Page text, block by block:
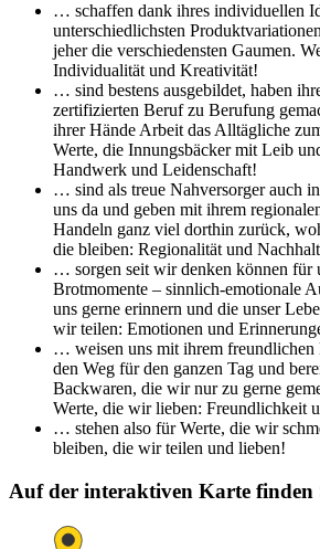
… schaffen dank ihres individuellen
unterschiedlichsten
jeher die verschiedensten Gaumen.
Individualität und Kreativität!
… sind bestens ausgebildet, haben
zertifizierten Beruf zu Berufung
ihrer Hände Arbeit das Alltägliche
Werte, die Innungsbäcker mit Leib
Handwerk und Leidenschaft!
… sind als treue Nahversorger auch
uns da und geben mit ihrem
Handeln ganz viel dorthin zurück,
die bleiben: Regionalität und
… sorgen seit wir denken können für
Brotmomente – sinnlich-emotionale
uns gerne erinnern und die unser
wir teilen: Emotionen und
… weisen uns mit ihrem freundlichen
den Weg für den ganzen Tag und
Backwaren, die wir nur zu gerne
Werte, die wir lieben: Freundlichkeit
… stehen also für Werte, die wir
bleiben, die wir teilen und lieben!
Auf der interaktiven Karte